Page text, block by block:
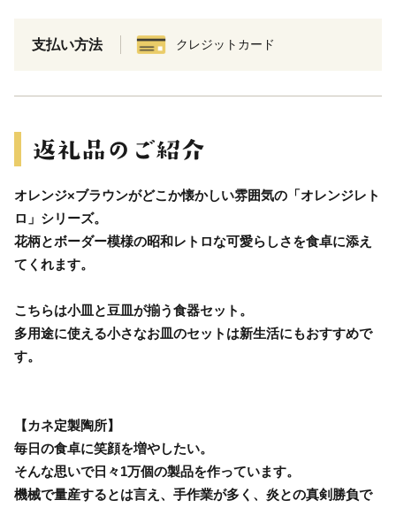
支払い方法 クレジットカード
オレンジ×ブラウンがどこか懐かしい雰囲気の「オレンジレト
ロ」シリーズ。
花柄とボーダー模様の昭和レトロな可愛らしさを食卓に添え
てくれます。
こちらは小皿と豆皿が揃う食器セット。
多用途に使える小さなお皿のセットは新生活にもおすすめで
す。
【カネ定製陶所】
毎日の食卓に笑顔を増やしたい。
そんな思いで日々1万個の製品を作っています。
機械で量産するとは言え、手作業が多く、炎との真剣勝負で